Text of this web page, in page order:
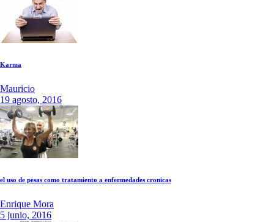
Karma
Mauricio
19 agosto, 2016
el uso de pesas como tratamiento a enfermedades cronicas
Enrique Mora
5 junio, 2016